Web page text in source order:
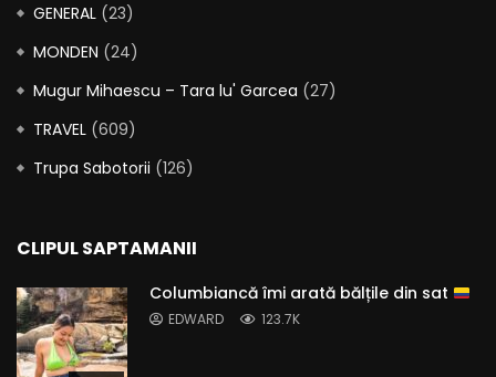
GENERAL (23)
MONDEN (24)
Mugur Mihaescu – Tara lu' Garcea (27)
TRAVEL (609)
Trupa Sabotorii (126)
CLIPUL SAPTAMANII
Columbiancă îmi arată bălțile din sat
EDWARD 123.7K